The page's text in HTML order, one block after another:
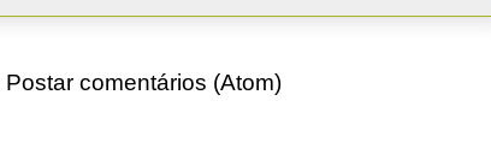
Postar comentários (Atom)